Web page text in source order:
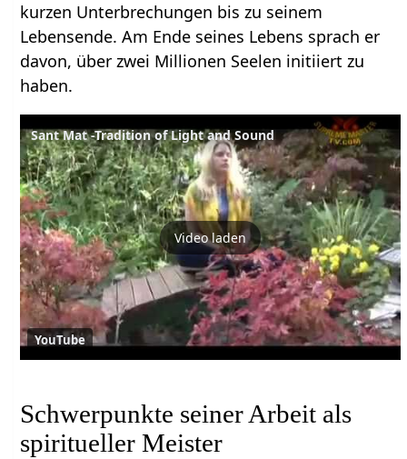
kurzen Unterbrechungen bis zu seinem
Lebensende. Am Ende seines Lebens sprach er
davon, über zwei Millionen Seelen initiiert zu
haben.
Sant Mat -Tradition of Light and Sound
Video laden
YouTube
Schwerpunkte seiner Arbeit als
spiritueller Meister